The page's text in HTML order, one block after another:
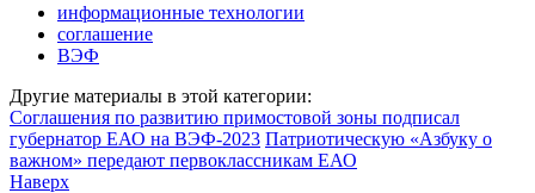
информационные технологии
соглашение
ВЭФ
Другие материалы в этой категории:
Соглашения по развитию примостовой зоны подписал
губернатор ЕАО на ВЭФ-2023 Патриотическую «Азбуку о
важном» передают первоклассникам ЕАО
Наверх